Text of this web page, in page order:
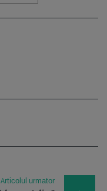
Articolul urmator